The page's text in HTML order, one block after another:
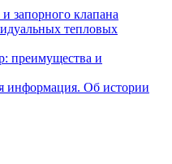
запорного клапана
тепловых
преимущества и
Об истории